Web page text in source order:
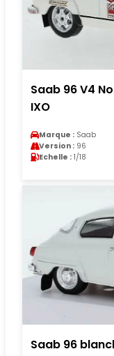
Saab 96 V4
IXO
Marque : Saab
Version : 96
Echelle : 1/18
Saab 96